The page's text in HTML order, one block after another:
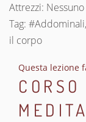
Attrezzi: Nessuno
Tag:
il corpo
Questa lezione